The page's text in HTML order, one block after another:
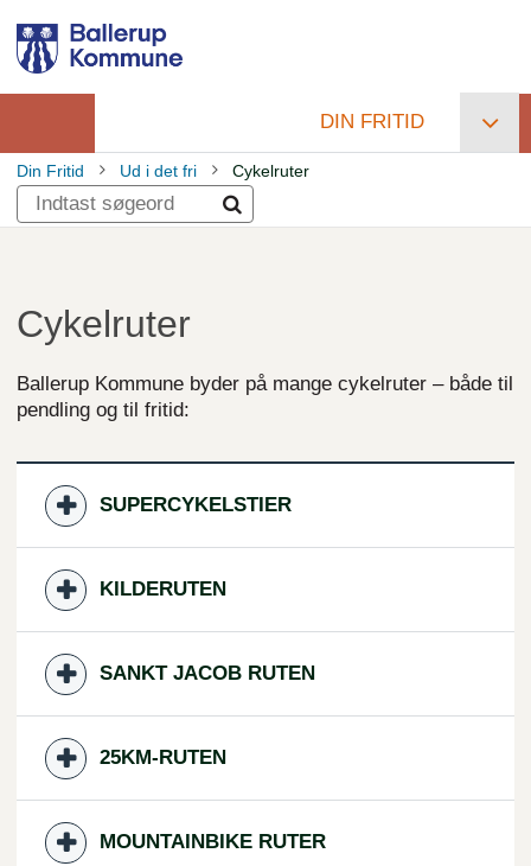
hovedindhold
Primær
navigation
DIN FRITID
Brødkrumme
Din Fritid Ud i det fri Cykelruter
Cykelruter
Ballerup Kommune byder på mange cykelruter – både til
pendling og til fritid:
SUPERCYKELSTIER
KILDERUTEN
SANKT JACOB RUTEN
25KM-RUTEN
MOUNTAINBIKE RUTER